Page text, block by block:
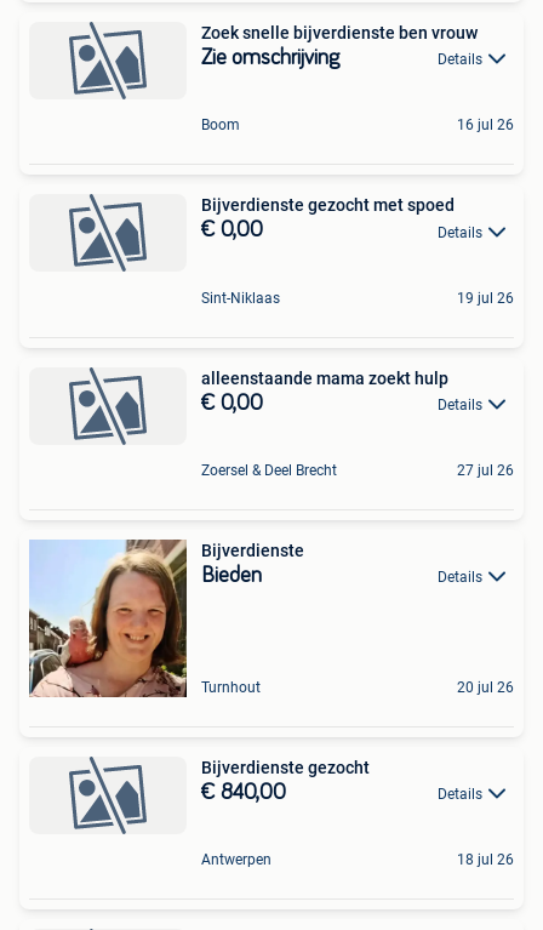
Zoek snelle bijverdienste ben vrouw
Zie omschrijving Details
Boom 16 jul 26
Bijverdienste gezocht met spoed
€ 0,00 Details
Sint-Niklaas 19 jul 26
alleenstaande mama zoekt hulp
€ 0,00 Details
Zoersel & Deel Brecht 27 jul 26
Bijverdienste
Bieden Details
Turnhout 20 jul 26
Bijverdienste gezocht
€ 840,00 Details
Antwerpen 18 jul 26